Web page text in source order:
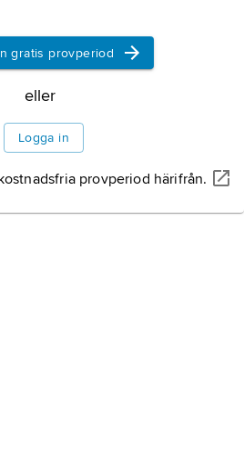
gratis provperiod
eller
Logga in
provperiod härifrån.